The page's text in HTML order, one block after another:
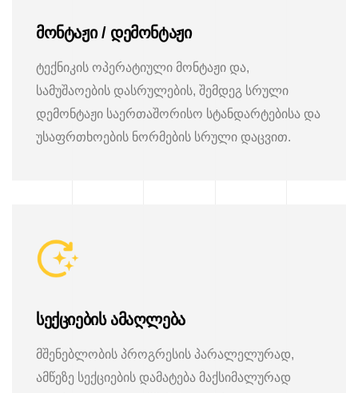
მონტაჟი / დემონტაჟი
ტექნიკის ოპერატიული მონტაჟი და,
სამუშაოების დასრულების, შემდეგ სრული
დემონტაჟი საერთაშორისო სტანდარტებისა და
უსაფრთხოების ნორმების სრული დაცვით.
სექციების ამაღლება
მშენებლობის პროგრესის პარალელურად,
ამწეზე სექციების დამატება მაქსიმალურად